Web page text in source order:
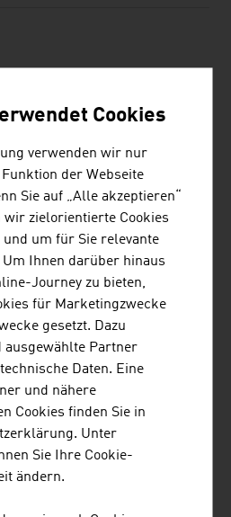
Unternehmen für
und Testen von
Nutzfahrzeuge, stationäre
deren Integration in das
ist Komplettanbieter
innovative Baulösungen. Die
verleimten
bis hin zu
BBS. binderholz produziert
Cookies
verwenden wir nur
der Webseite
Sie auf „Alle akzeptieren“
zielorientierte Cookies
und um für Sie relevante
Ihnen darüber hinaus
Journey zu bieten,
für Marketingzwecke
gesetzt. Dazu
Partner
Daten. Eine
und nähere
Cookies finden Sie in
Unter
Sie Ihre Cookie-
ändern.